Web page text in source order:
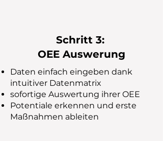
Schritt 3:
OEE Auswerung
Daten einfach eingeben dank
intuitiver Datenmatrix
sofortige Auswertung ihrer OEE
​Potentiale erkennen und erste
Maßnahmen ableiten